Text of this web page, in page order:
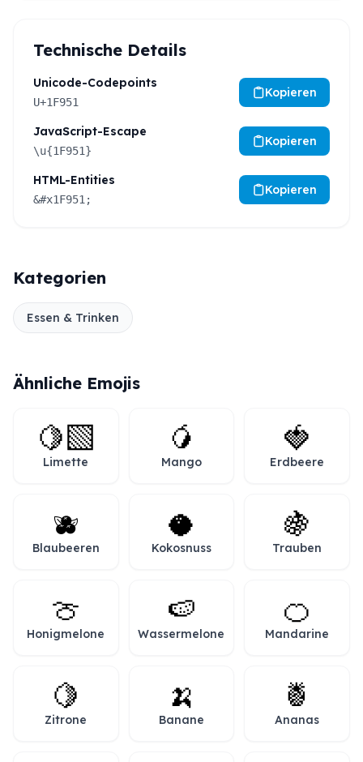
Technische Details
Unicode-Codepoints
U+1F951
Kopieren
JavaScript-Escape
\u{1F951}
Kopieren
HTML-Entities
&#x1F951;
Kopieren
Kategorien
Essen & Trinken
Ähnliche Emojis
🍋‍🟩
Limette
🥭
Mango
🍓
Erdbeere
🫐
Blaubeeren
🥥
Kokosnuss
🍇
Trauben
🍈
Honigmelone
🍉
Wassermelone
🍊
Mandarine
🍋
Zitrone
🍌
Banane
🍍
Ananas